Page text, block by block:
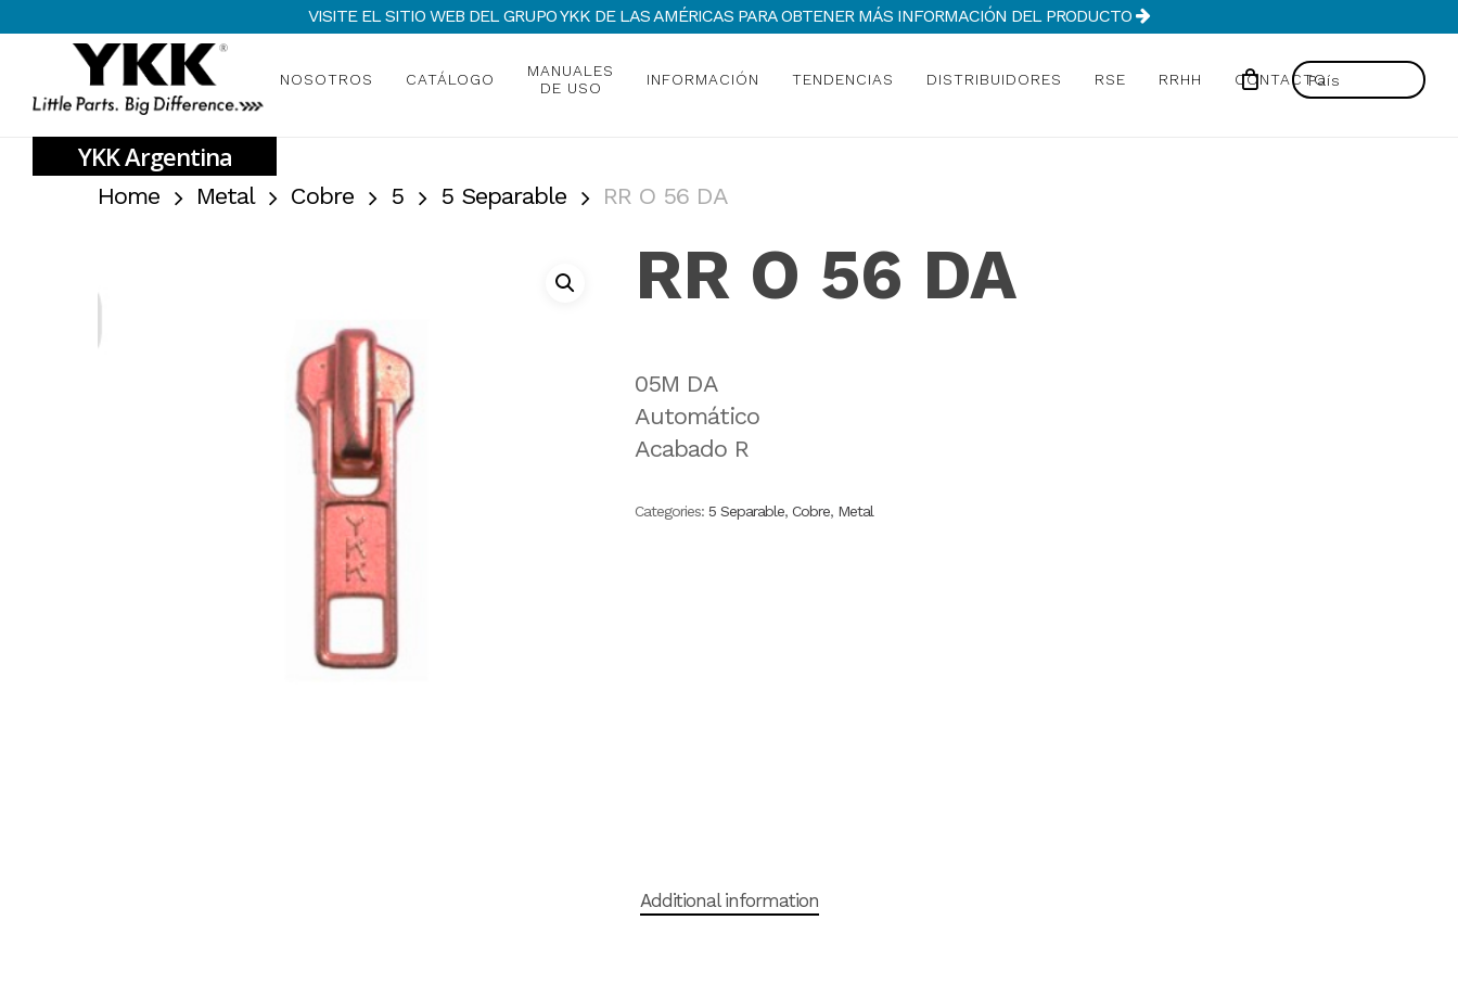
content
NOSOTROS CATÁLOGO
MANUALES
DE USO
INFORMACIÓN TENDENCIAS DISTRIBUIDORES RSE RRHH CONTACTO
VISITE EL SITIO WEB DEL GRUPO YKK DE LAS AMÉRICAS PARA OBTENER MÁS INFORMACIÓN DEL PRODUCTO
Home Metal Cobre 5 5 Separable RR O 56 DA
RR O 56 DA
05M DA
Automático
Acabado R
Categories: 5 Separable, Cobre, Metal
Additional information